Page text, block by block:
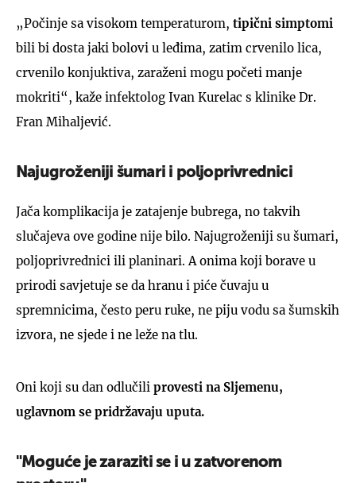
„Počinje sa visokom temperaturom, tipični simptomi
bili bi dosta jaki bolovi u leđima, zatim crvenilo lica,
crvenilo konjuktiva, zaraženi mogu početi manje
mokriti“, kaže infektolog Ivan Kurelac s klinike Dr.
Fran Mihaljević.
Najugroženiji šumari i poljoprivrednici
Jača komplikacija je zatajenje bubrega, no takvih
slučajeva ove godine nije bilo. Najugroženiji su šumari,
poljoprivrednici ili planinari. A onima koji borave u
prirodi savjetuje se da hranu i piće čuvaju u
spremnicima, često peru ruke, ne piju vodu sa šumskih
izvora, ne sjede i ne leže na tlu.
Oni koji su dan odlučili provesti na Sljemenu,
uglavnom se pridržavaju uputa.
"Moguće je zaraziti se i u zatvorenom